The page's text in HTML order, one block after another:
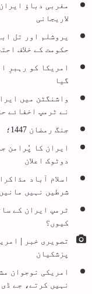
مغربی دباؤ
لاریجانی
یروشلم اور تل
حکومت کے خلاف
امریکا کو رہبرِ
گیا
واشنگٹن میں
نے ٹرمپ اخفائے
جنگ رمضان 1447؛
ایران کا پُرامن
دوٹوک اعلان
اسلام آباد
شرطیں نہیں
ٹرمپ ایران کے
کیوں؟
تصویری خبر |
پزشکیان
امریکی نوجوان
نہیں کرتے، جے